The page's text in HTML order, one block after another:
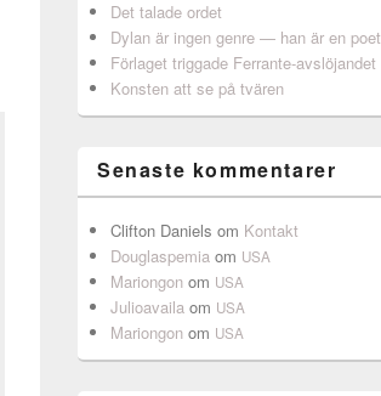
Det talade ordet
Dylan är ingen genre — han är en poet
Förlaget triggade Ferrante-avslöjandet
Konsten att se på tvären
Senaste kommentarer
Clifton Daniels om Kontakt
Douglaspemia om USA
Mariongon om USA
Julioavaila om USA
Mariongon om USA